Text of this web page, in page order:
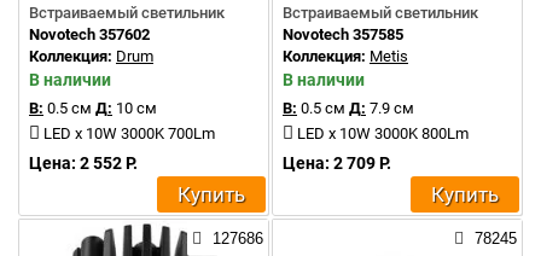
Встраиваемый светильник
Novotech 357602
Коллекция: Drum
В наличии
В: 0.5 см Д: 10 см
LED x 10W 3000K 700Lm
Цена: 2 552 Р.
Купить
Встраиваемый светильник
Novotech 357585
Коллекция: Metis
В наличии
В: 0.5 см Д: 7.9 см
LED x 10W 3000K 800Lm
Цена: 2 709 Р.
Купить
127686 78245